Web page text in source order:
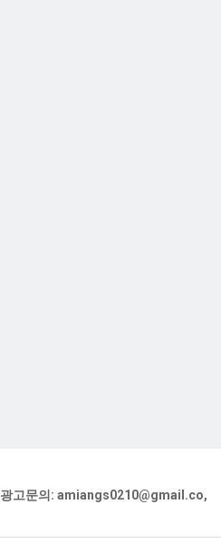
광고문의: amiangs0210@gmail.co,